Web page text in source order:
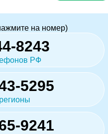
на номер)
8243
РФ
5295
9241